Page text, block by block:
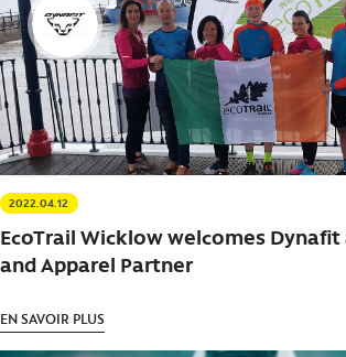
2022.04.12
EcoTrail Wicklow welcomes
and Apparel Partner
EN SAVOIR PLUS